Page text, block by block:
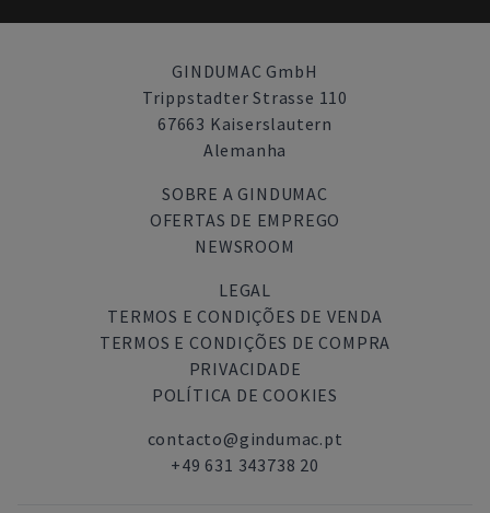
GINDUMAC GmbH
Trippstadter Strasse 110
67663 Kaiserslautern
Alemanha
SOBRE A GINDUMAC
OFERTAS DE EMPREGO
NEWSROOM
LEGAL
TERMOS E CONDIÇÕES DE VENDA
TERMOS E CONDIÇÕES DE COMPRA
PRIVACIDADE
POLÍTICA DE COOKIES
contacto@gindumac.pt
+49 631 343738 20